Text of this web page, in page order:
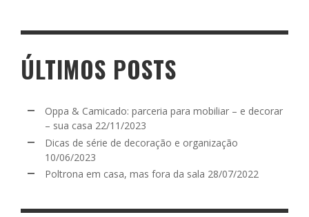
ÚLTIMOS POSTS
Oppa & Camicado: parceria para mobiliar – e decorar
– sua casa 22/11/2023
Dicas de série de decoração e organização
10/06/2023
Poltrona em casa, mas fora da sala 28/07/2022